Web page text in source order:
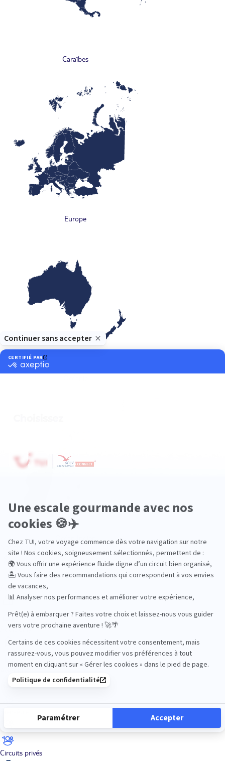
Caraïbes
Europe
Nos thématiques
Actif
Adult only
Circuits privés